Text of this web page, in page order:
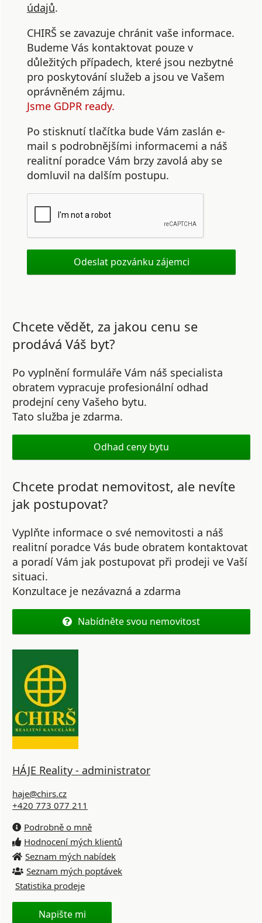
údajů.
CHIRŠ se zavazuje chránit vaše informace.
Budeme Vás kontaktovat pouze v
důležitých případech, které jsou nezbytné
pro poskytování služeb a jsou ve Vašem
oprávněném zájmu.
Jsme GDPR ready.
Po stisknutí tlačítka bude Vám zaslán e-
mail s podrobnějšími informacemi a náš
realitní poradce Vám brzy zavolá aby se
domluvil na dalším postupu.
Chcete vědět, za jakou cenu se
prodává Váš byt?
Po vyplnění formuláře Vám náš specialista
obratem vypracuje profesionální odhad
prodejní ceny Vašeho bytu.
Tato služba je zdarma.
Odhad ceny bytu
Chcete prodat nemovitost, ale nevíte
jak postupovat?
Vyplňte informace o své nemovitosti a náš
realitní poradce Vás bude obratem kontaktovat
a poradí Vám jak postupovat při prodeji ve Vaší
situaci.
Konzultace je nezávazná a zdarma
Nabídněte svou nemovitost
HÁJE Reality - administrator
haje@chirs.cz
+420 773 077 211
Podrobně o mně
Hodnocení mých klientů
Seznam mých nabídek
Seznam mých poptávek
Statistika prodeje
Napište mi